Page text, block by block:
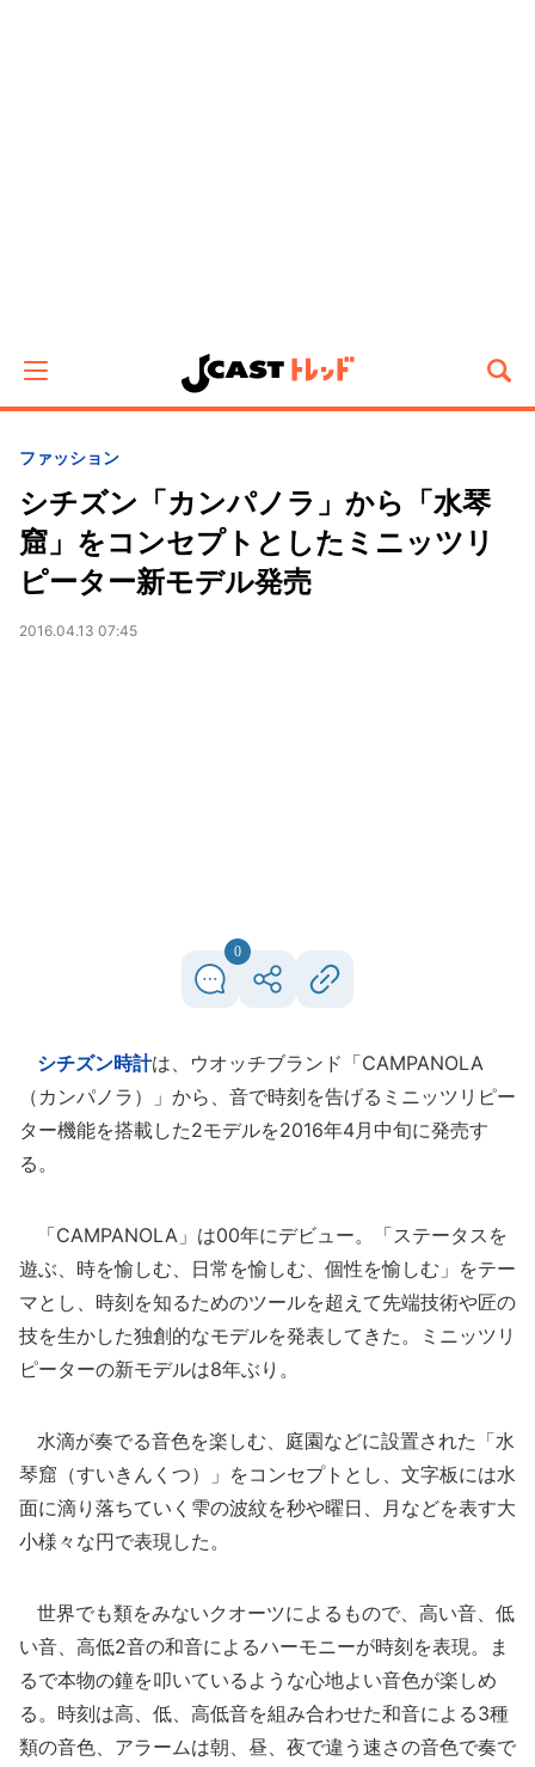
ファッション
シチズン「カンパノラ」から「水琴
窟」をコンセプトとしたミニッツリ
ピーター新モデル発売
2016.04.13 07:45
0
シチズン時計は、ウオッチブランド「CAMPANOLA
（カンパノラ）」から、音で時刻を告げるミニッツリピー
ター機能を搭載した2モデルを2016年4月中旬に発売す
る。
「CAMPANOLA」は00年にデビュー。「ステータスを
遊ぶ、時を愉しむ、日常を愉しむ、個性を愉しむ」をテー
マとし、時刻を知るためのツールを超えて先端技術や匠の
技を生かした独創的なモデルを発表してきた。ミニッツリ
ピーターの新モデルは8年ぶり。
水滴が奏でる音色を楽しむ、庭園などに設置された「水
琴窟（すいきんくつ）」をコンセプトとし、文字板には水
面に滴り落ちていく雫の波紋を秒や曜日、月などを表す大
小様々な円で表現した。
世界でも類をみないクオーツによるもので、高い音、低
い音、高低2音の和音によるハーモニーが時刻を表現。ま
るで本物の鐘を叩いているような心地よい音色が楽しめ
る。時刻は高、低、高低音を組み合わせた和音による3種
類の音色、アラームは朝、昼、夜で違う速さの音色で奏で